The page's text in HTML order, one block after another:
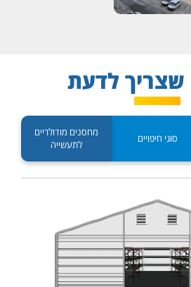
לדעת
סוגי חיפויים
מחסנים מודולריים
לתעשייה